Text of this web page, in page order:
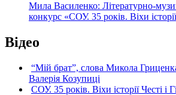
Мила Василенко: Літературно-
конкурс «СОУ. 35 років. Віхи історії
Відео
“Мій брат”, слова Микола
Валерія Козупиці
СОУ. 35 років. Віхи історії Честі і